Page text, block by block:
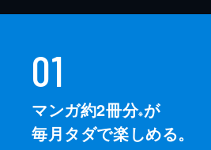
01
マンガ約2冊分※が
毎月タダで楽しめる。